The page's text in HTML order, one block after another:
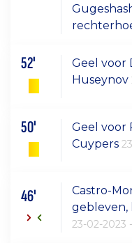
52'
Geel voor
Huseynov
50'
Geel voor
Cuypers
46'
Castro-
gebleven,
23-02-2023